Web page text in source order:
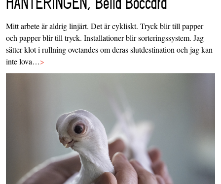
Mitt arbete är aldrig linjärt. Det är cykliskt. Tryck blir till papper
och papper blir till tryck. Installationer blir sorteringssystem. Jag
sätter klot i rullning ovetandes om deras slutdestination och jag kan
inte lova…>